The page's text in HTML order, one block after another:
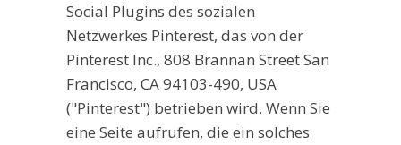
Social Plugins des sozialen
Netzwerkes Pinterest, das von der
Pinterest Inc., 808 Brannan Street San
Francisco, CA 94103-490, USA
("Pinterest") betrieben wird. Wenn Sie
eine Seite aufrufen, die ein solches